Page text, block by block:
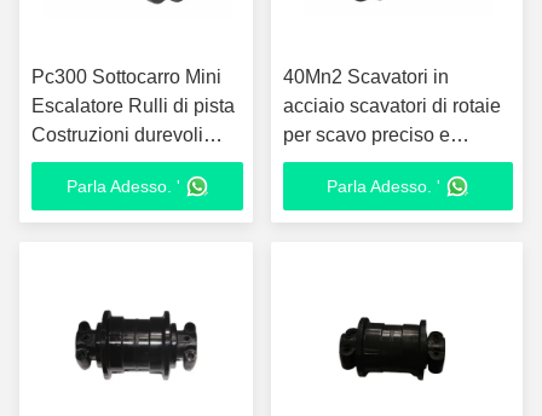
Pc300 Sottocarro Mini
Escalatore Rulli di pista
Costruzioni durevoli
Parti di macchine
pesantiParla Adesso. '
40Mn2 Scavatori in
acciaio scavatori di rotaie
per scavo preciso e
verniciatura liscia
Parla Adesso. '